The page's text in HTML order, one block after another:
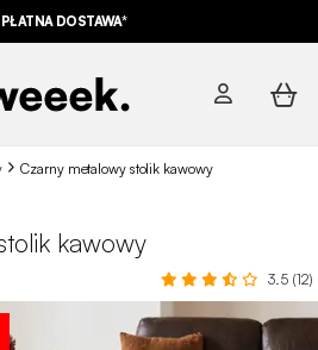
DOSTAWA*
Czarny metalowy stolik kawowy
kawowy
3.5 (12)